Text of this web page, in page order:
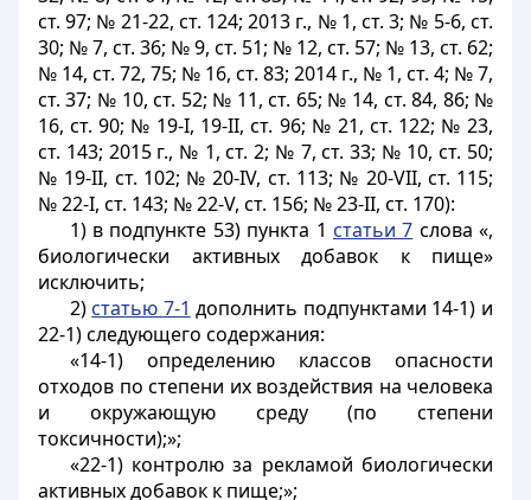
ст. 97; № 21-22, ст. 124; 2013 г., № 1, ст. 3; № 5-6, ст.
30; № 7, ст. 36; № 9, ст. 51; № 12, ст. 57; № 13, ст. 62;
№ 14, ст. 72, 75; № 16, ст. 83; 2014 г., № 1, ст. 4; № 7,
ст. 37; № 10, ст. 52; № 11, ст. 65; № 14, ст. 84, 86; №
16, ст. 90; № 19-I, 19-II, ст. 96; № 21, ст. 122; № 23,
ст. 143; 2015 г., № 1, ст. 2; № 7, ст. 33; № 10, ст. 50;
№ 19-II, ст. 102; № 20-IV, ст. 113; № 20-VII, ст. 115;
№ 22-I, ст. 143; № 22-V, ст. 156; № 23-II, ст. 170):
1) в подпункте 53) пункта 1 статьи 7 слова «,
биологически активных добавок к пище»
исключить;
2) статью 7-1 дополнить подпунктами 14-1) и
22-1) следующего содержания:
«14-1) определению классов опасности
отходов по степени их воздействия на человека
и окружающую среду (по степени
токсичности);»;
«22-1) контролю за рекламой биологически
активных добавок к пище;»;